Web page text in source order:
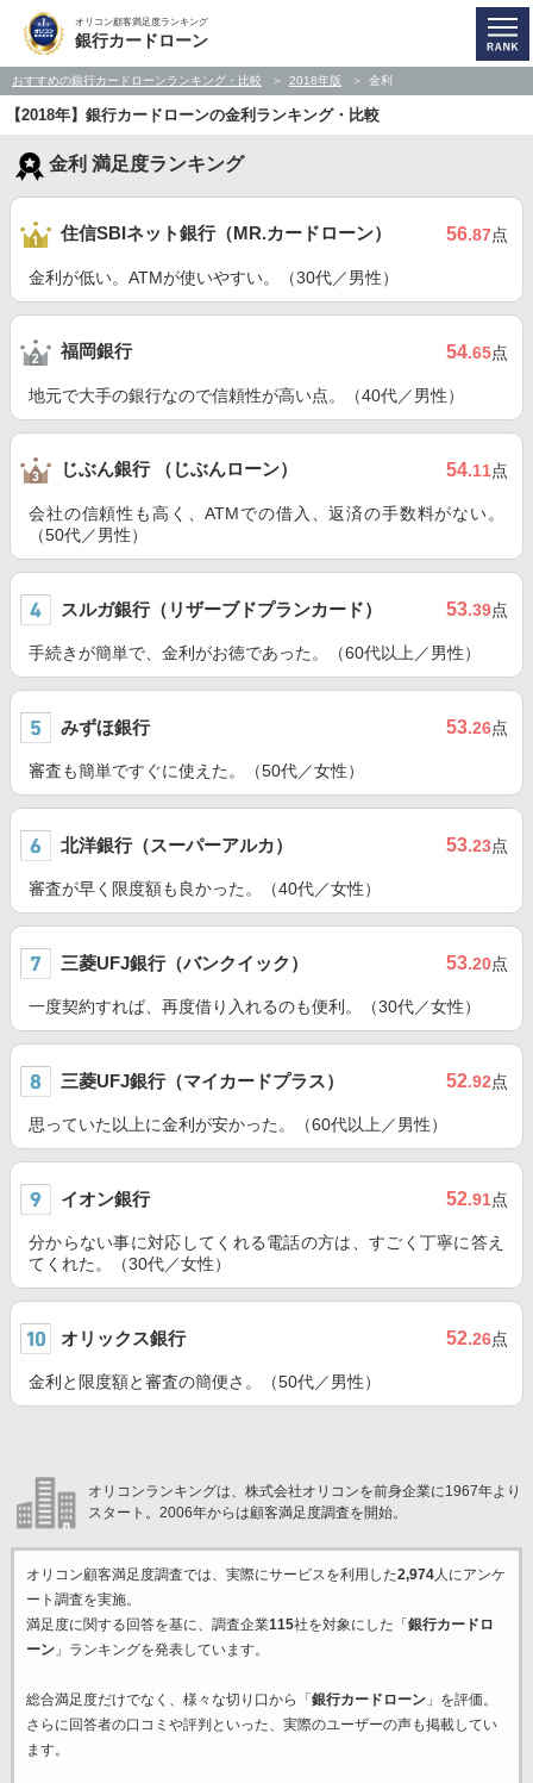
オリコン顧客満足度ランキング
銀行カードローン
おすすめの銀行カードローンランキング・比較 2018年版 金利
【2018年】銀行カードローンの金利ランキング・比較
金利 満足度ランキング
住信SBIネット銀行（MR.カードローン） 56.87点
金利が低い。ATMが使いやすい。（30代／男性）
福岡銀行 54.65点
地元で大手の銀行なので信頼性が高い点。（40代／男性）
じぶん銀行 （じぶんローン） 54.11点
会社の信頼性も高く、ATMでの借入、返済の手数料がない。
（50代／男性）
スルガ銀行（リザーブドプランカード） 53.39点
手続きが簡単で、金利がお徳であった。（60代以上／男性）
みずほ銀行 53.26点
審査も簡単ですぐに使えた。（50代／女性）
北洋銀行（スーパーアルカ） 53.23点
審査が早く限度額も良かった。（40代／女性）
三菱UFJ銀行（バンクイック） 53.20点
一度契約すれば、再度借り入れるのも便利。（30代／女性）
三菱UFJ銀行（マイカードプラス） 52.92点
思っていた以上に金利が安かった。（60代以上／男性）
イオン銀行 52.91点
分からない事に対応してくれる電話の方は、すごく丁寧に答え
てくれた。（30代／女性）
オリックス銀行 52.26点
金利と限度額と審査の簡便さ。（50代／男性）
オリコンランキングは、株式会社オリコンを前身企業に1967年より
スタート。2006年からは顧客満足度調査を開始。
オリコン顧客満足度調査では、実際にサービスを利用した2,974人にアンケ
ート調査を実施。
満足度に関する回答を基に、調査企業115社を対象にした「 銀行カードロ
ーン」ランキングを発表しています。
総合満足度だけでなく、様々な切り口から「 銀行カードローン」を評価。
さらに回答者の口コミや評判といった、実際のユーザーの声も掲載してい
ます。